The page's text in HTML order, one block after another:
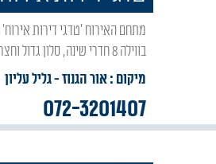
מתחם האירוח 'טדגי דירות אירוח' הוקם ביישוב אור הגנוז, במרחק הליכה מציון הרשב"י במירון.
בווילה 8 חדרי שינה, סלון גדול וחצר. הוילה מתאימה לאירוח עד 30 איש
מיקום : אור הגנוז- גליל עליון
072-3201407